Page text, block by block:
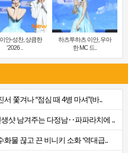
안-성찬, 상큼한
‘2026 ..
하츠투하츠 이안, 우아
한 MC 드..
쫓겨나 “점심 때 4병 마셔”(바..
샷 남겨주는 다정남‥파파라치에 ..
물 끊고 끈 비니키 소화 ‘역대급..